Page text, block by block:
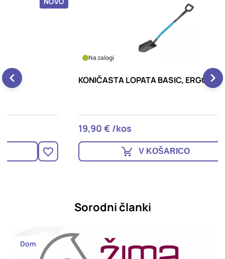
KONIČASTA LOPATA BASIC, ERGONOMSKA
V KOŠARICO
Sorodni članki
Dom